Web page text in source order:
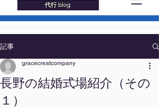
代行 blog
記事
長野の結婚式場紹介（その
１）
gracecreatcompany